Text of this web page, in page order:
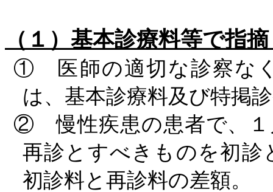
（１）基本診療料等で
① 医師の適切な診察な
は、基本診療料及び特掲
② 慢性疾患の患者で、１
再診とすべきものを初
初診料と再診料の差額。